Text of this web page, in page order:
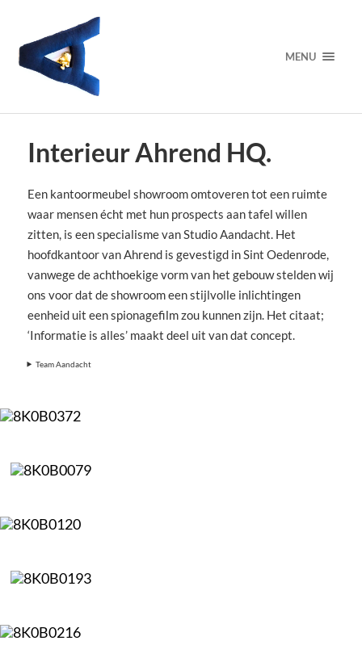
MENU
Interieur Ahrend HQ.
Een kantoormeubel showroom omtoveren tot een ruimte
waar mensen écht met hun prospects aan tafel willen
zitten, is een specialisme van Studio Aandacht. Het
hoofdkantoor van Ahrend is gevestigd in Sint Oedenrode,
vanwege de achthoekige vorm van het gebouw stelden wij
ons voor dat de showroom een ​​stijlvolle inlichtingen
eenheid uit een spionagefilm zou kunnen zijn. Het citaat;
‘Informatie is alles’ maakt deel uit van dat concept.
Team Aandacht